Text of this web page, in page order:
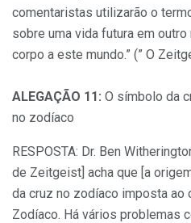
comentaristas utilizarão o
sobre uma vida futura em
corpo a este mundo.” (” O
ALEGAÇÃO 11: O símbolo da
no zodíaco
RESPOSTA: Dr. Ben
de Zeitgeist] acha que [a
da cruz no zodíaco imposta
Zodíaco. Há vários problemas